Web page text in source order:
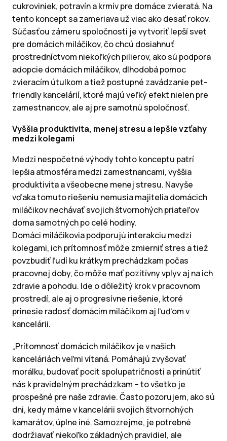
cukroviniek, potravín a krmív pre domáce zvieratá. Na
tento koncept sa zameriava už viac ako desať rokov.
Súčasťou zámeru spoločnosti je vytvoriť lepší svet
pre domácich miláčikov, čo chcú dosiahnuť
prostredníctvom niekoľkých pilierov, ako sú podpora
adopcie domácich miláčikov, dlhodobá pomoc
zvieracím útulkom a tiež postupné zavádzanie pet-
friendly kancelárií, ktoré majú veľký efekt nielen pre
zamestnancov, ale aj pre samotnú spoločnosť.
Vyššia produktivita, menej stresu a lepšie vzťahy
medzi kolegami
Medzi nespočetné výhody tohto konceptu patrí
lepšia atmosféra medzi zamestnancami, vyššia
produktivita a všeobecne menej stresu. Navyše
vďaka tomuto riešeniu nemusia majitelia domácich
miláčikov nechávať svojich štvornohých priateľov
doma samotných po celé hodiny.
Domáci miláčikovia podporujú interakciu medzi
kolegami, ich prítomnosť môže zmierniť stres a tiež
povzbudiť ľudí ku krátkym prechádzkam počas
pracovnej doby, čo môže mať pozitívny vplyv aj na ich
zdravie a pohodu. Ide o dôležitý krok v pracovnom
prostredí, ale aj o progresívne riešenie, ktoré
prinesie radosť domácim miláčikom aj ľuďom v
kancelárii.
„Prítomnosť domácich miláčikov je v našich
kanceláriách veľmi vítaná. Pomáhajú zvyšovať
morálku, budovať pocit spolupatričnosti a prinútiť
nás k pravidelným prechádzkam – to všetko je
prospešné pre naše zdravie. Často pozorujem, ako sú
dni, kedy máme v kancelárii svojich štvornohých
kamarátov, úplne iné. Samozrejme, je potrebné
dodržiavať niekoľko základných pravidiel, ale